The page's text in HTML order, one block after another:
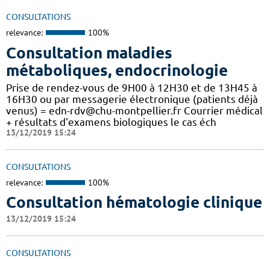
CONSULTATIONS
relevance: 100%
Consultation maladies
métaboliques, endocrinologie
Prise de rendez-vous de 9H00 à 12H30 et de 13H45 à
16H30 ou par messagerie électronique (patients déjà
venus) = edn-rdv@chu-montpellier.fr Courrier médical
+ résultats d'examens biologiques le cas éch
13/12/2019 15:24
CONSULTATIONS
relevance: 100%
Consultation hématologie clinique
13/12/2019 15:24
CONSULTATIONS